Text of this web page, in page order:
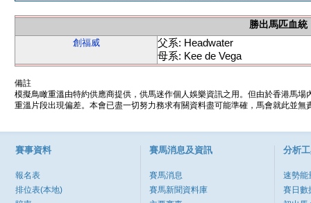
勝出馬匹血統
創福威
父系: Headwater
母系: Kee de Vega
備註
模擬鳥瞰重溫由特約供應商提供，供馬迷作個人娛樂資訊之用。但由於香港馬
重溫片段出現偏差。本會已盡一切努力務求有關資料盡可能準確，馬會就此並
賽事資料
報名表
排位表(本地)
賽馬消息及資訊
賽馬消息
賽馬新聞資料庫
分析
速勢能
賽日數